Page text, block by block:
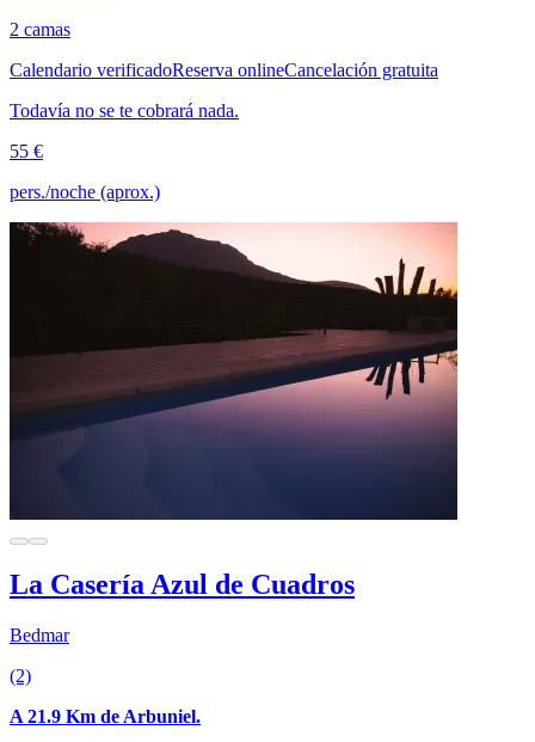
2 camas
Calendario verificadoReserva onlineCancelación gratuita
Todavía no se te cobrará nada.
55 €
pers./noche (aprox.)
La Casería Azul de Cuadros
Bedmar
(2)
A 21.9 Km de Arbuniel.